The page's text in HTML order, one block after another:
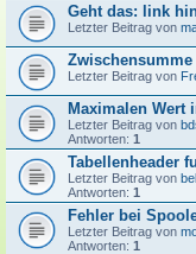
Geht das: link
Letzter Beitrag von
Letzter Beitrag von
Maximalen Wert
Letzter Beitrag von
Antworten: 1
Tabellenheader
Letzter Beitrag von
Antworten: 1
Fehler bei
Letzter Beitrag von
Antworten: 1